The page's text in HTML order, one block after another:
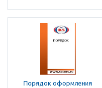
Порядок оформления